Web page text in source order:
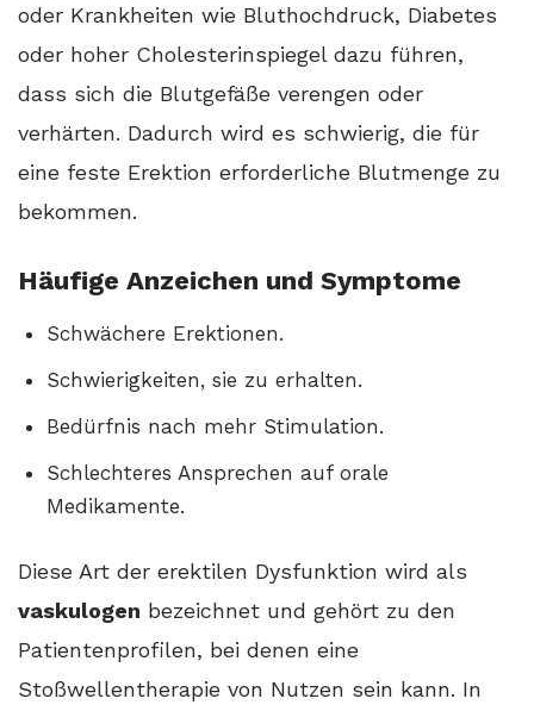
oder Krankheiten wie Bluthochdruck, Diabetes
oder hoher Cholesterinspiegel dazu führen,
dass sich die Blutgefäße verengen oder
verhärten. Dadurch wird es schwierig, die für
eine feste Erektion erforderliche Blutmenge zu
bekommen.
Häufige Anzeichen und Symptome
Schwächere Erektionen.
Schwierigkeiten, sie zu erhalten.
Bedürfnis nach mehr Stimulation.
Schlechteres Ansprechen auf orale
Medikamente.
Diese Art der erektilen Dysfunktion wird als
vaskulogen bezeichnet und gehört zu den
Patientenprofilen, bei denen eine
Stoßwellentherapie von Nutzen sein kann. In